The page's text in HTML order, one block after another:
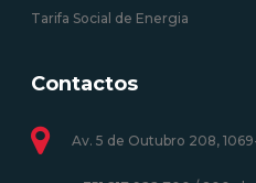
Tarifa Social de Energia
Contactos
Av. 5 de Outubro 208,